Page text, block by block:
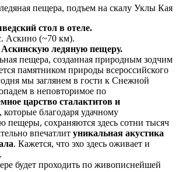
пещера, подъем на скалу Уклы Кая
стол в отеле.
Аскино (~70 км).
ледяную пещеру.
пещера, созданная природным зодчим
памятником природы всероссийского
мы заглянем в гости к Снежной
в неповторимое по
царство сталактитов и
, которые благодаря удачному
пещеры, сохраняются здесь сотни тысяч
впечатлит уникальная акустика
. Кажется, что эхо здесь оживает и
будет проходить по живописнейшей